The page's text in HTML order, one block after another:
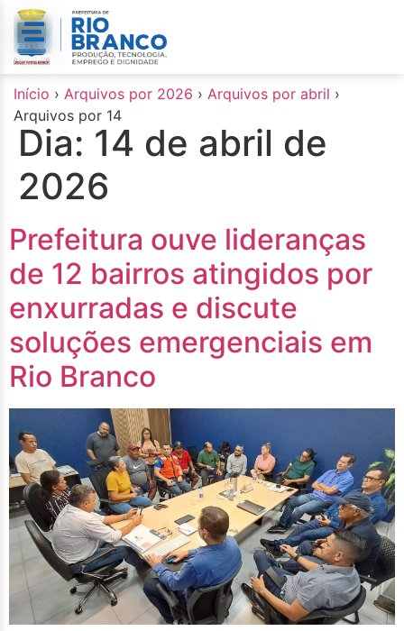
conteúdo
Início › Arquivos por 2026 › Arquivos por abril ›
Arquivos por 14
Dia: 14 de abril de
2026
Prefeitura ouve lideranças
de 12 bairros atingidos por
enxurradas e discute
soluções emergenciais em
Rio Branco